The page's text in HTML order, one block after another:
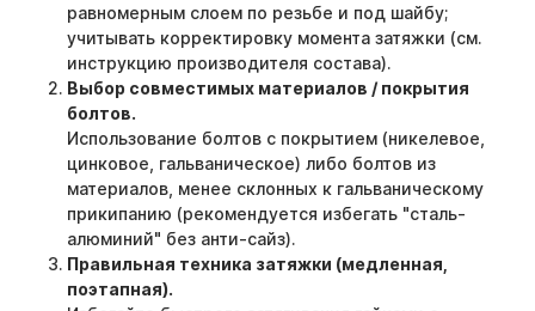
равномерным слоем по резьбе и под шайбу;
учитывать корректировку момента затяжки (см.
инструкцию производителя состава).
Выбор совместимых материалов / покрытия
болтов.
Использование болтов с покрытием (никелевое,
цинковое, гальваническое) либо болтов из
материалов, менее склонных к гальваническому
прикипанию (рекомендуется избегать "сталь-
алюминий" без анти-сайз).
Правильная техника затяжки (медленная,
поэтапная).